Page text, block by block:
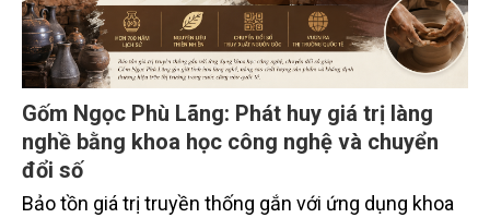
Gốm Ngọc Phù Lãng: Phát huy giá trị làng
nghề bằng khoa học công nghệ và chuyển
đổi số
Bảo tồn giá trị truyền thống gắn với ứng dụng khoa